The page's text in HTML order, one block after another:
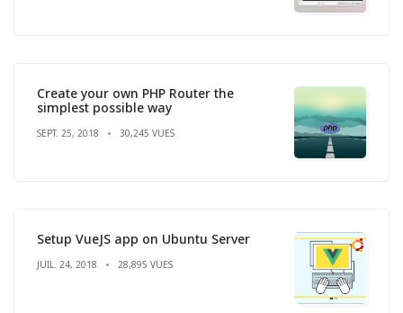
Create your own PHP Router the
simplest possible way
SEPT. 25, 2018 30,245 VUES
Setup VueJS app on Ubuntu Server
JUIL. 24, 2018 28,895 VUES